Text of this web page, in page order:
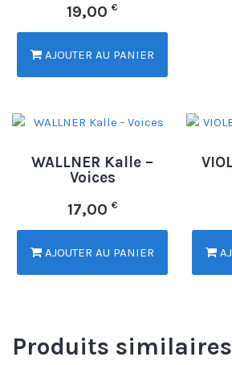
19,00€
AJOUTER AU PANIER
WALLNER Kalle –
Voices
17,00 €
AJOUTER AU PANIER
Produits similaires